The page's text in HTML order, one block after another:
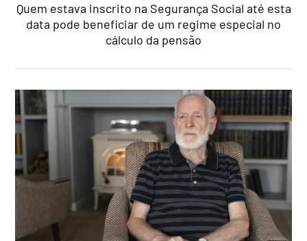
Quem estava inscrito na Segurança Social até esta
data pode beneficiar de um regime especial no
cálculo da pensão